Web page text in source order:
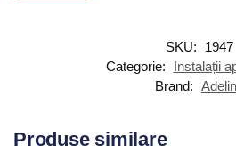
SKU:
1947
Categorie:
Instalații
Brand:
Produse similare